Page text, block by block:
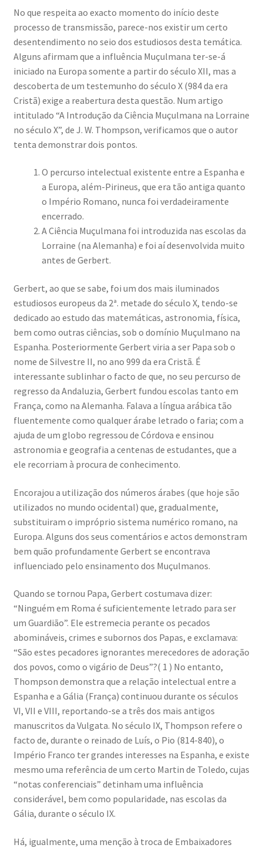
No que respeita ao exacto momento do início deste
processo de transmissão, parece-nos existir um certo
desentendimento no seio dos estudiosos desta temática.
Alguns afirmam que a influência Muçulmana ter-se-á
iniciado na Europa somente a partir do século XII, mas a
descoberta de um testemunho do século X (984 da era
Cristã) exige a reabertura desta questão. Num artigo
intitulado “A Introdução da Ciência Muçulmana na Lorraine
no século X”, de J. W. Thompson, verificamos que o autor
tenta demonstrar dois pontos.
O percurso intelectual existente entre a Espanha e
a Europa, além-Pirineus, que era tão antiga quanto
o Império Romano, nunca foi verdadeiramente
encerrado.
A Ciência Muçulmana foi introduzida nas escolas da
Lorraine (na Alemanha) e foi aí desenvolvida muito
antes de Gerbert.
Gerbert, ao que se sabe, foi um dos mais iluminados
estudiosos europeus da 2ª. metade do século X, tendo-se
dedicado ao estudo das matemáticas, astronomia, física,
bem como outras ciências, sob o domínio Muçulmano na
Espanha. Posteriormente Gerbert viria a ser Papa sob o
nome de Silvestre II, no ano 999 da era Cristã. É
interessante sublinhar o facto de que, no seu percurso de
regresso da Andaluzia, Gerbert fundou escolas tanto em
França, como na Alemanha. Falava a língua arábica tão
fluentemente como qualquer árabe letrado o faria; com a
ajuda de um globo regressou de Córdova e ensinou
astronomia e geografia a centenas de estudantes, que a
ele recorriam à procura de conhecimento.
Encorajou a utilização dos números árabes (que hoje são
utilizados no mundo ocidental) que, gradualmente,
substituiram o impróprio sistema numérico romano, na
Europa. Alguns dos seus comentários e actos demonstram
bem quão profundamente Gerbert se encontrava
influenciado pelo ensinamento dos Muçulmanos.
Quando se tornou Papa, Gerbert costumava dizer:
“Ninguém em Roma é suficientemente letrado para ser
um Guardião”. Ele estremecia perante os pecados
abomináveis, crimes e subornos dos Papas, e exclamava:
“São estes pecadores ignorantes merecedores de adoração
dos povos, como o vigário de Deus”?( 1 ) No entanto,
Thompson demonstra que a relação intelectual entre a
Espanha e a Gália (França) continuou durante os séculos
VI, VII e VIII, reportando-se a três dos mais antigos
manuscritos da Vulgata. No século IX, Thompson refere o
facto de, durante o reinado de Luís, o Pio (814-840), o
Império Franco ter grandes interesses na Espanha, e existe
mesmo uma referência de um certo Martin de Toledo, cujas
“notas conferenciais” detinham uma influência
considerável, bem como popularidade, nas escolas da
Gália, durante o século IX.
Há, igualmente, uma menção à troca de Embaixadores